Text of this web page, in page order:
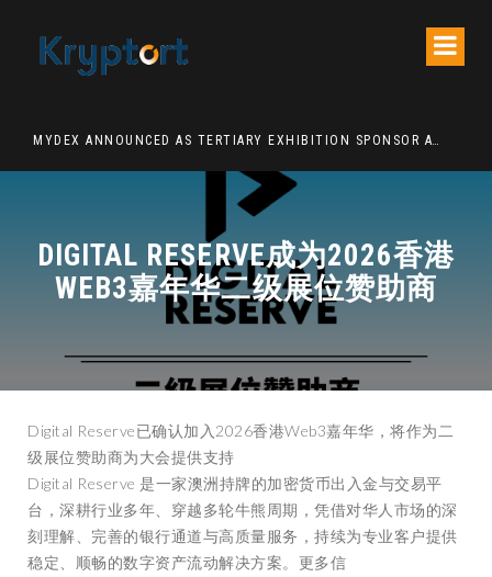
MYDEX ANNOUNCED AS TERTIARY EXHIBITION SPONSOR AT HONG KONG WEB3 FESTIVAL 2026
DIGITAL RESERVE成为2026香港
WEB3嘉年华二级展位赞助商
Digital Reserve已确认加入2026香港Web3嘉年华，将作为二
级展位赞助商为大会提供支持
Digital Reserve 是一家澳洲持牌的加密货币出入金与交易平
台，深耕行业多年、穿越多轮牛熊周期，凭借对华人市场的深
刻理解、完善的银行通道与高质量服务，持续为专业客户提供
稳定、顺畅的数字资产流动解决方案。更多信